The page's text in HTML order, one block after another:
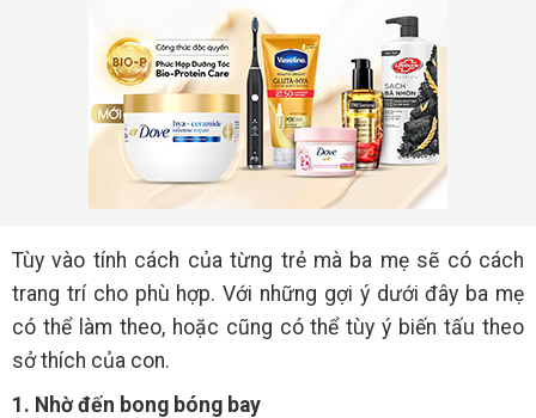
Tùy vào tính cách của từng trẻ mà ba mẹ sẽ có cách
trang trí cho phù hợp. Với những gợi ý dưới đây ba mẹ
có thể làm theo, hoặc cũng có thể tùy ý biến tấu theo
sở thích của con.
1. Nhờ đến bong bóng bay